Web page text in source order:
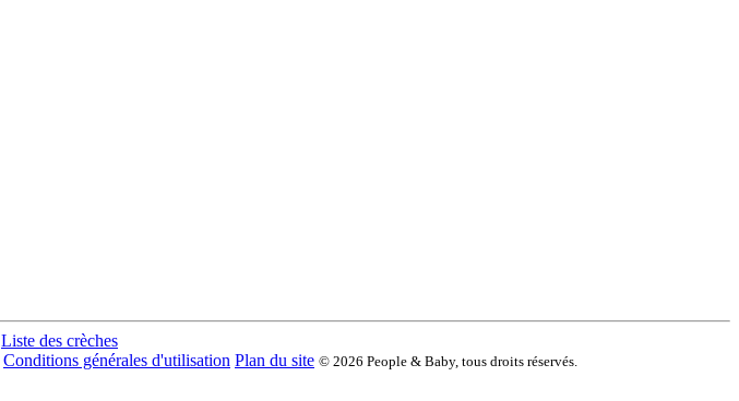
Liste des crèches
Conditions générales d'utilisation Plan du site © 2026 People & Baby, tous droits réservés.